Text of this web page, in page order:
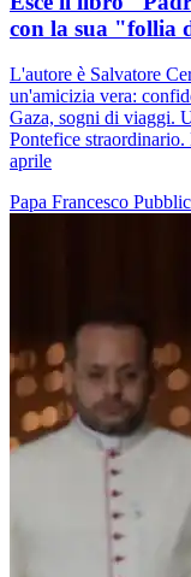
con la sua "follia
L'autore è Salvatore
un'amicizia vera:
Gaza, sogni di viaggi.
Pontefice
aprile
Papa Francesco